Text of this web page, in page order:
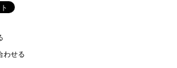
わせる